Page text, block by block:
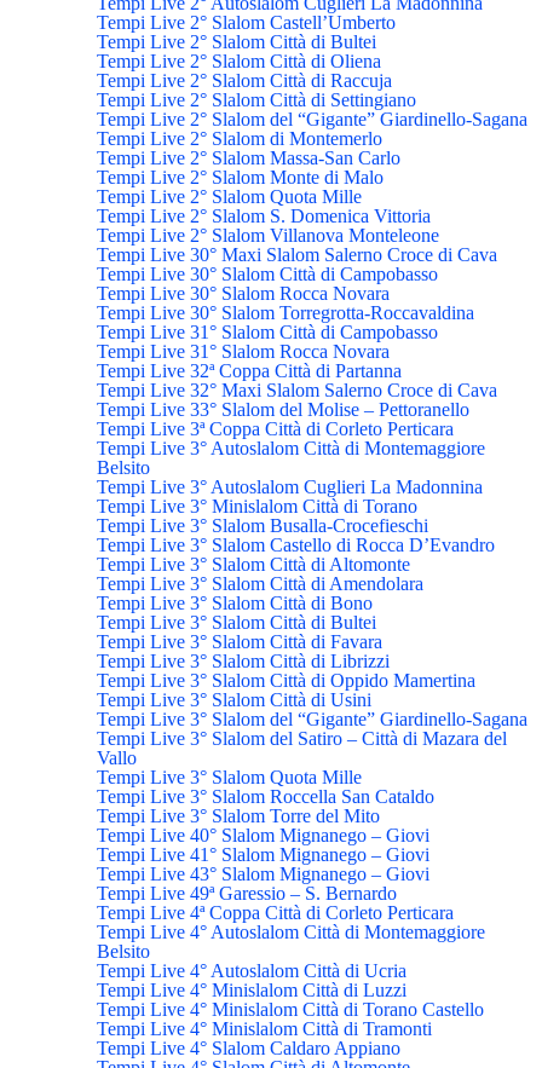
Tempi Live 2° Slalom Castell’Umberto
Tempi Live 2° Slalom Città di Bultei
Tempi Live 2° Slalom Città di Oliena
Tempi Live 2° Slalom Città di Raccuja
Tempi Live 2° Slalom Città di Settingiano
Tempi Live 2° Slalom del “Gigante” Giardinello-Sagana
Tempi Live 2° Slalom di Montemerlo
Tempi Live 2° Slalom Massa-San Carlo
Tempi Live 2° Slalom Monte di Malo
Tempi Live 2° Slalom Quota Mille
Tempi Live 2° Slalom S. Domenica Vittoria
Tempi Live 2° Slalom Villanova Monteleone
Tempi Live 30° Maxi Slalom Salerno Croce di Cava
Tempi Live 30° Slalom Città di Campobasso
Tempi Live 30° Slalom Rocca Novara
Tempi Live 30° Slalom Torregrotta-Roccavaldina
Tempi Live 31° Slalom Città di Campobasso
Tempi Live 31° Slalom Rocca Novara
Tempi Live 32ª Coppa Città di Partanna
Tempi Live 32° Maxi Slalom Salerno Croce di Cava
Tempi Live 33° Slalom del Molise – Pettoranello
Tempi Live 3ª Coppa Città di Corleto Perticara
Tempi Live 3° Autoslalom Città di Montemaggiore
Belsito
Tempi Live 3° Autoslalom Cuglieri La Madonnina
Tempi Live 3° Minislalom Città di Torano
Tempi Live 3° Slalom Busalla-Crocefieschi
Tempi Live 3° Slalom Castello di Rocca D’Evandro
Tempi Live 3° Slalom Città di Altomonte
Tempi Live 3° Slalom Città di Amendolara
Tempi Live 3° Slalom Città di Bono
Tempi Live 3° Slalom Città di Bultei
Tempi Live 3° Slalom Città di Favara
Tempi Live 3° Slalom Città di Librizzi
Tempi Live 3° Slalom Città di Oppido Mamertina
Tempi Live 3° Slalom Città di Usini
Tempi Live 3° Slalom del “Gigante” Giardinello-Sagana
Tempi Live 3° Slalom del Satiro – Città di Mazara del
Vallo
Tempi Live 3° Slalom Quota Mille
Tempi Live 3° Slalom Roccella San Cataldo
Tempi Live 3° Slalom Torre del Mito
Tempi Live 40° Slalom Mignanego – Giovi
Tempi Live 41° Slalom Mignanego – Giovi
Tempi Live 43° Slalom Mignanego – Giovi
Tempi Live 49ª Garessio – S. Bernardo
Tempi Live 4ª Coppa Città di Corleto Perticara
Tempi Live 4° Autoslalom Città di Montemaggiore
Belsito
Tempi Live 4° Autoslalom Città di Ucria
Tempi Live 4° Minislalom Città di Luzzi
Tempi Live 4° Minislalom Città di Torano Castello
Tempi Live 4° Minislalom Città di Tramonti
Tempi Live 4° Slalom Caldaro Appiano